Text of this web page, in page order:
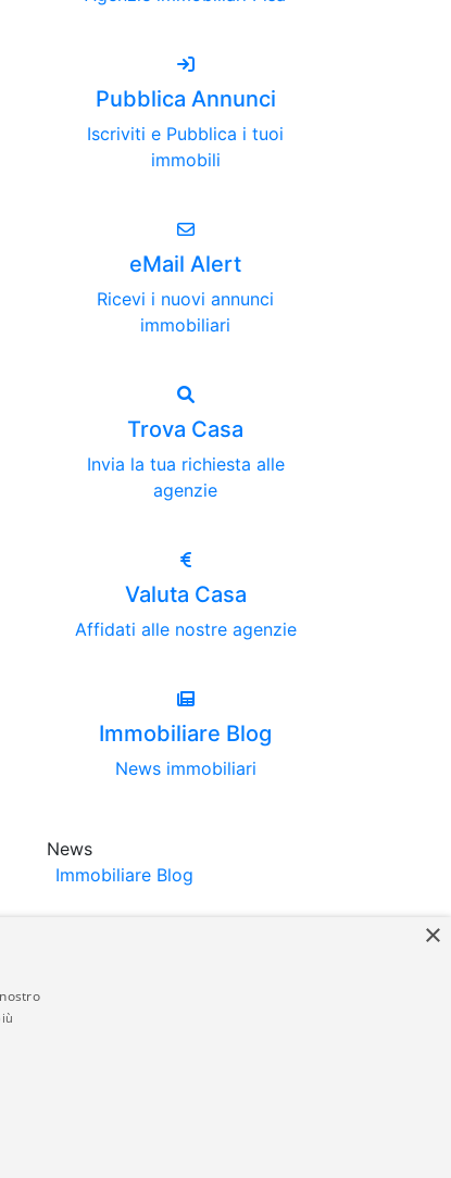
Pubblica Annunci
Iscriviti e Pubblica i tuoi
immobili
eMail Alert
Ricevi i nuovi annunci
immobiliari
Trova Casa
Invia la tua richiesta alle
agenzie
Valuta Casa
Affidati alle nostre agenzie
Immobiliare Blog
News immobiliari
News
Immobiliare Blog
La pubblicazione degli annunci
di privacy e/o di alcun altro
×